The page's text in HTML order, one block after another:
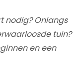
nodig? Onlangs
tuin?
en een